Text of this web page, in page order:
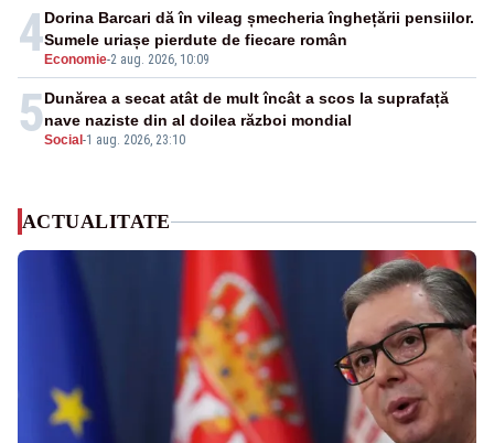
4 Economie-2 aug. 2026, 10:09
Dorina Barcari dă în vileag șmecheria înghețării pensiilor.
Sumele uriașe pierdute de fiecare român
5Social -1 aug. 2026, 23:10
Dunărea a secat atât de mult încât a scos la suprafață
nave naziste din al doilea război mondial
ACTUALITATE